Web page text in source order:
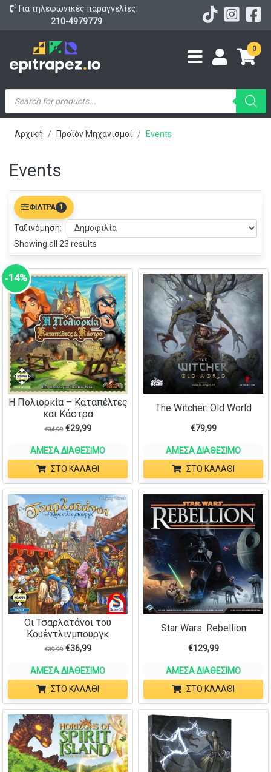
Για τηλεφωνικές παραγγελίες:
210-4979779
0
Products
search
Αρχική Προϊόν Μηχανισμοί Events
Events
Showing all 23 results
ΦΊΛΤΡΑ 1
Ταξινόμηση:
‑14%
Η Πολιορκία – Καταπέλτες
και Κάστρα
€34,99 €29,99
ΆΜΕΣΑ ΔΙΑΘΈΣΙΜΟ
ΣΤΟ ΚΑΛΆΘΙ
The Witcher: Old World
€79,99
ΆΜΕΣΑ ΔΙΑΘΈΣΙΜΟ
ΣΤΟ ΚΑΛΆΘΙ
Οι Τσαρλατάνοι του
Κουέντλινμπουργκ
€39,99 €36,99
ΆΜΕΣΑ ΔΙΑΘΈΣΙΜΟ
ΣΤΟ ΚΑΛΆΘΙ
Star Wars: Rebellion
€129,99
ΆΜΕΣΑ ΔΙΑΘΈΣΙΜΟ
ΣΤΟ ΚΑΛΆΘΙ